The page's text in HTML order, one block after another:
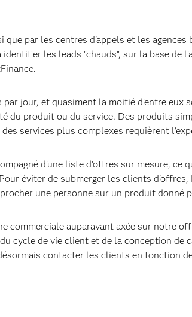
par les centres d'appels et les agences
les leads "chauds", sur la base de
jour, et quasiment la moitié d'entre eux
du produit ou du service. Des produits
services plus complexes requièrent
d'une liste d'offres sur mesure, ce
éviter de submerger les clients
une personne sur un produit donné
commerciale auparavant axée sur notre
cycle de vie client et de la conception de
contacter les clients en fonction